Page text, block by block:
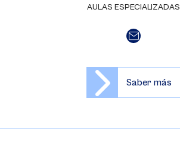
AULAS ESPECIALIZADAS
Saber más